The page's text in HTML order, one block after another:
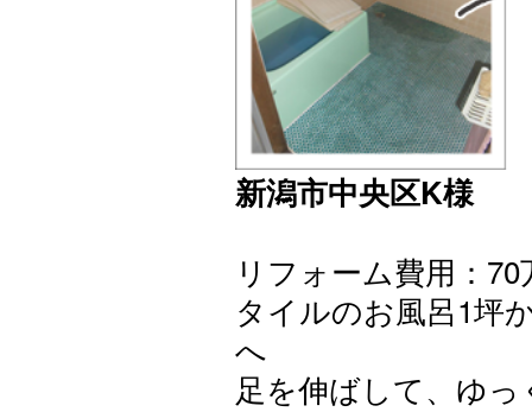
新潟市中央区K様
リフォーム費用：
タイルのお風呂1坪
へ
足を伸ばして、ゆ